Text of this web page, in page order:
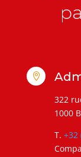

322
1000
T. +32